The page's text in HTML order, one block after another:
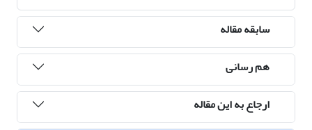
سابقه مقاله
هم رسانی
ارجاع به این مقاله